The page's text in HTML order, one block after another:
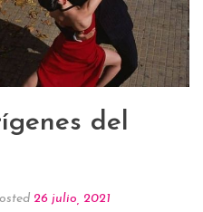
del
26 julio, 2021